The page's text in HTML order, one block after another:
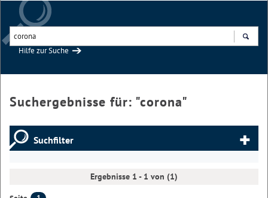
Hilfe zur Suche
Suchergebnisse für: "corona"
Suchfilter
Ergebnisse 1 - 1 von (1)